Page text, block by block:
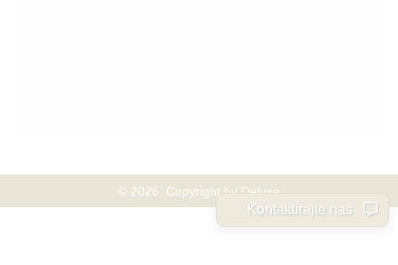
© 2026. Copyright by Deluxe
Kontaktirajte nas